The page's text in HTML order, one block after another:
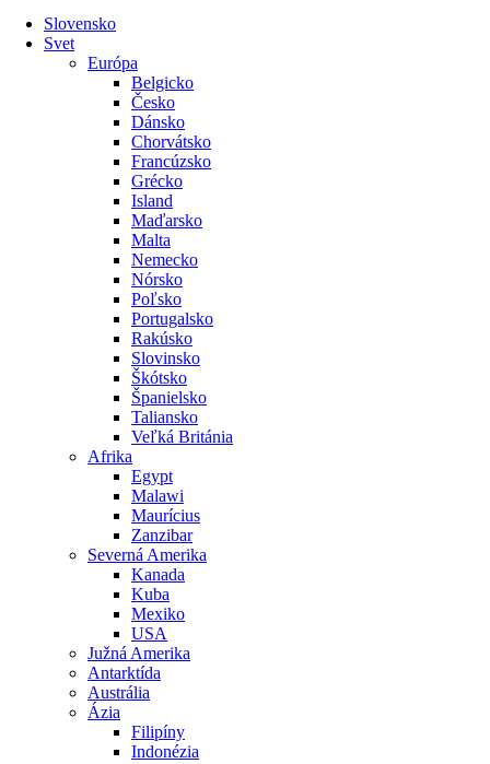
Slovensko
Svet
Európa
Belgicko
Česko
Dánsko
Chorvátsko
Francúzsko
Grécko
Island
Maďarsko
Malta
Nemecko
Nórsko
Poľsko
Portugalsko
Rakúsko
Slovinsko
Škótsko
Španielsko
Taliansko
Veľká Británia
Afrika
Egypt
Malawi
Maurícius
Zanzibar
Severná Amerika
Kanada
Kuba
Mexiko
USA
Južná Amerika
Antarktída
Austrália
Ázia
Filipíny
Indonézia